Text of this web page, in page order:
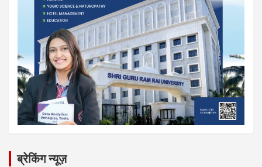
ब्रेकिंग न्यूज़